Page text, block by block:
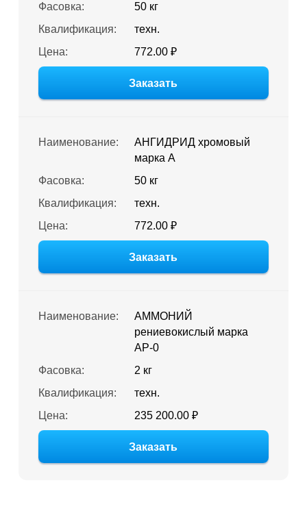
Фасовка:
50 кг
Квалификация:
техн.
Цена:
772.00 ₽
Заказать
Наименование:
АНГИДРИД хромовый
марка А
Фасовка:
50 кг
Квалификация:
техн.
Цена:
772.00 ₽
Заказать
Наименование:
АММОНИЙ
рениевокислый марка
АР-0
Фасовка:
2 кг
Квалификация:
техн.
Цена:
235 200.00 ₽
Заказать